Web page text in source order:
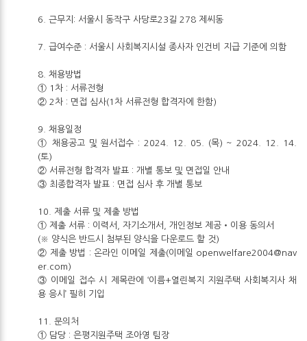
6. 근무지: 서울시 동작구 사당로23길 278 제씨동
7. 급여수준 : 서울시 사회복지시설 종사자 인건비 지급 기준에 의함
8. 채용방법
① 1차 : 서류전형
② 2차 : 면접 심사(1차 서류전형 합격자에 한함)
9. 채용일정
① 채용공고 및 원서접수 : 2024. 12. 05. (목) ~ 2024. 12. 14.
(토)
② 서류전형 합격자 발표 : 개별 통보 및 면접일 안내
③ 최종합격자 발표 : 면접 심사 후 개별 통보
10. 제출 서류 및 제출 방법
① 제출 서류 : 이력서, 자기소개서, 개인정보 제공‧이용 동의서
(※ 양식은 반드시 첨부된 양식을 다운로드 할 것)
② 제출 방법 : 온라인 이메일 제출(이메일 openwelfare2004@nav
er.com)
③ 이메일 접수 시 제목란에 ‘이름+열린복지 지원주택 사회복지사 채
용 응시’ 필히 기입
11. 문의처
① 담당 : 은평지원주택 조아영 팀장